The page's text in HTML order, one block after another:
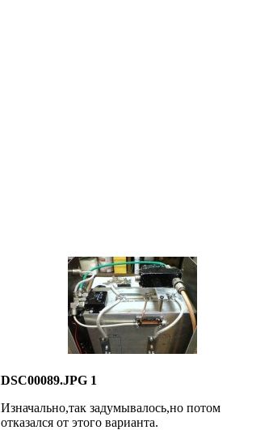
DSC00089.JPG 1
Изначально,так задумывалось,но потом
отказался от этого варианта.